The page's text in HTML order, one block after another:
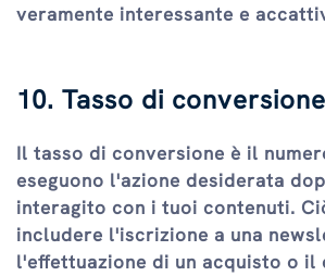
veramente interessante e
10. Tasso di
Il tasso di conversione è il
eseguono l'azione desiderata
interagito con i tuoi contenuti.
includere l'iscrizione a una
l'effettuazione di un acquisto o il